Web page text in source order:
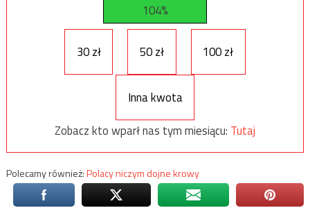
104%
30 zł 50 zł 100 zł
Inna kwota
Zobacz kto wparł nas tym miesiącu: Tutaj
Polecamy również:Polacy niczym dojne krowy